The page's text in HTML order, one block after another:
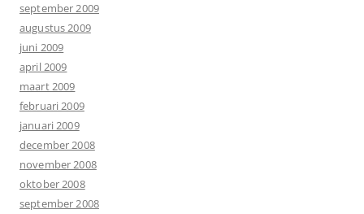
september 2009
augustus 2009
juni 2009
april 2009
maart 2009
februari 2009
januari 2009
december 2008
november 2008
oktober 2008
september 2008